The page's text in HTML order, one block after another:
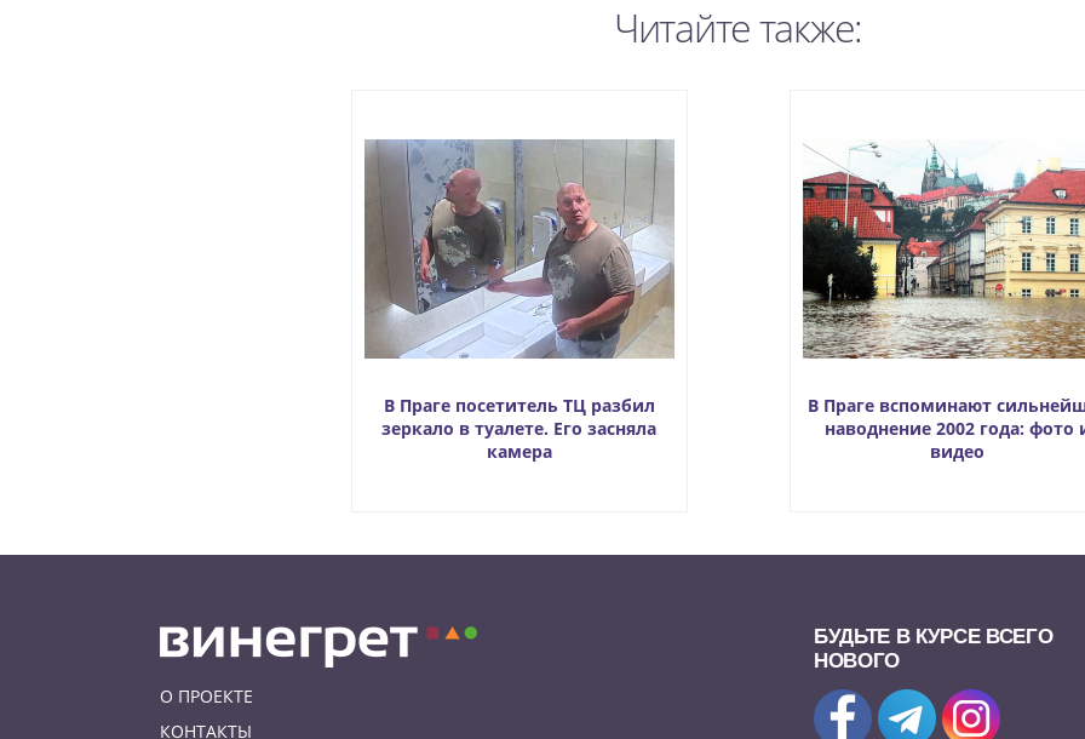
Читайте также:
В Праге посетитель ТЦ разбил
зеркало в туалете. Его засняла
камера
В Праге вспоминают
наводнение 2002 года: фото
видео
О ПРОЕКТЕ
КОНТАКТЫ
БУДЬТЕ В КУРСЕ ВСЕГО
НОВОГО